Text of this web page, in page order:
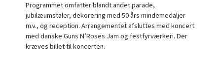
Programmet omfatter blandt andet parade,
jubilæumstaler, dekorering med 50 års mindemedaljer
m.v., og reception. Arrangementet afsluttes med koncert
med danske Guns N’Roses Jam og festfyrværkeri. Der
kræves billet til koncerten.